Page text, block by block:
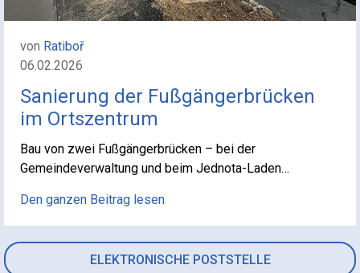
ELEKTRONISCHE POSTSTELLE
von Ratiboř
06.02.2026
Sanierung der Fußgängerbrücken
im Ortszentrum
Bau von zwei Fußgängerbrücken – bei der
Gemeindeverwaltung und beim Jednota-Laden…
Den ganzen Beitrag lesen